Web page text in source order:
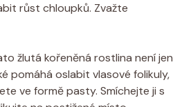
růst chloupků. Zvažte
žlutá kořeněná rostlina není jen
pomáhá oslabit vlasové folikuly,
ve formě pasty. Smíchejte ji s